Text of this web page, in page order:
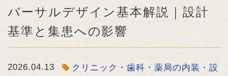
バーサルデザイン基本解説｜設計
基準と集患への影響
2026.04.13
クリニック・歯科・薬局の内装・設